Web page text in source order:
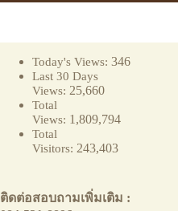
Today's Views: 346
Last 30 Days
Views: 25,660
Total
Views: 1,809,794
Total
Visitors: 243,403
ติดต่อสอบถามเพิ่มเติม :